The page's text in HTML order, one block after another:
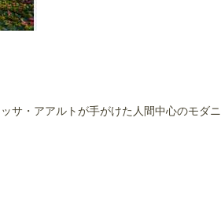
サ・アアルトが手がけた人間中心のモダニ